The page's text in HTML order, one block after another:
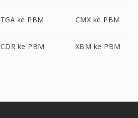
TGA ke PBM CMX ke PBM
CDR ke PBM XBM ke PBM